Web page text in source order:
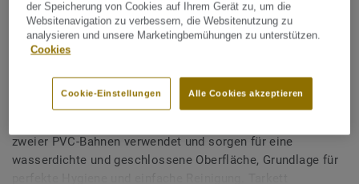
Tarkett Zubehör Komplettsortiment|Schweißschnüre
Schweißschnur für PVC-Böden
- Unicoloured RED BROWN
0042
zweier PVC-Bahnen verwendet und sorgen für eine
wasserdichte und geschlossene Oberfläche, Grundlage für
der Speicherung von Cookies auf Ihrem Gerät zu, um die
Websitenavigation zu verbessern, die Websitenutzung zu
analysieren und unsere Marketingbemühungen zu unterstützen.
Cookies
Alle Cookies akzeptieren
Cookie-Einstellungen